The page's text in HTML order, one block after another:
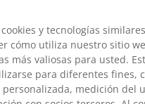
Palmolive Company.
reservados.
y tecnologías
cómo utiliza nuestro sitio
más valiosas para usted.
para diferentes fines,
medición del